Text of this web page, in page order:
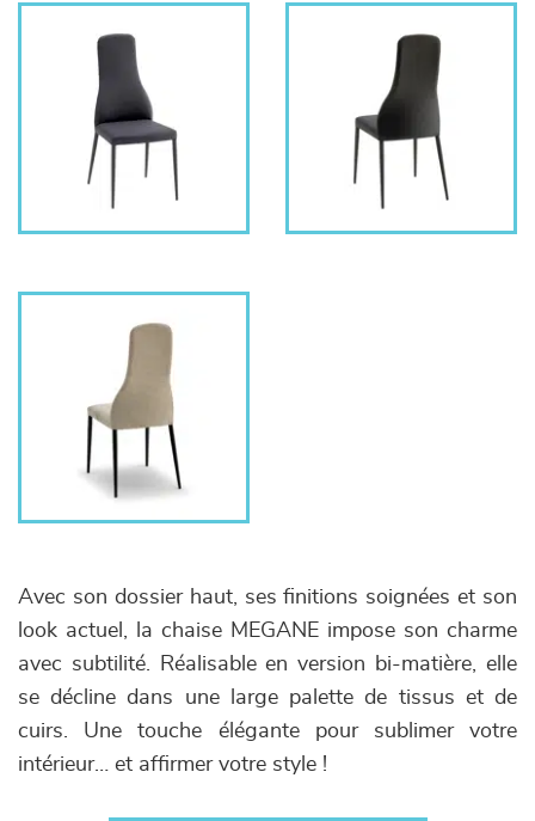
Avec son dossier haut, ses finitions soignées et son
look actuel, la chaise MEGANE impose son charme
avec subtilité. Réalisable en version bi-matière, elle
se décline dans une large palette de tissus et de
cuirs. Une touche élégante pour sublimer votre
intérieur… et affirmer votre style !